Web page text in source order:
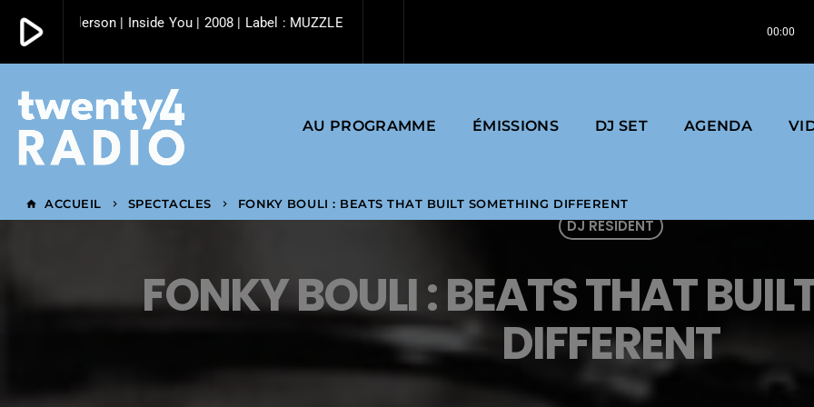
play_arrow
Eddie Henderson | Inside You | 2008 | Label : MUZZLE FLASH RADIO
00:00
play_arrow
AU PROGRAMME ÉMISSIONS DJ SET AGENDA
home ACCUEIL keyboard_arrow_right SPECTACLES keyboard_arrow_right FONKY BOULI : BEATS THAT BUILT SOMETHING DIFFERENT
DJ RÉSIDENT
FONKY BOULI : BEATS THAT
DIFFERENT